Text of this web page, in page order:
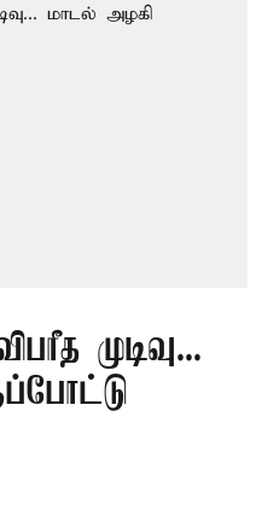
முடிவு...